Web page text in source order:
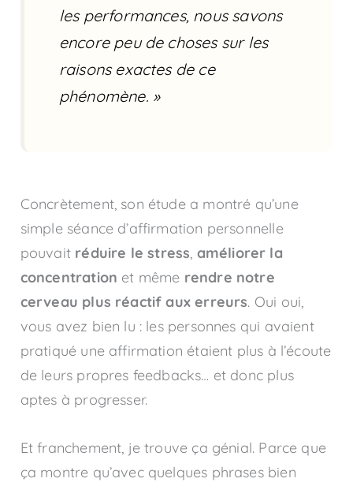
les performances, nous savons
encore peu de choses sur les
raisons exactes de ce
phénomène. »
Concrètement, son étude a montré qu’une
simple séance d’affirmation personnelle
pouvait réduire le stress, améliorer la
concentration et même rendre notre
cerveau plus réactif aux erreurs. Oui oui,
vous avez bien lu : les personnes qui avaient
pratiqué une affirmation étaient plus à l’écoute
de leurs propres feedbacks… et donc plus
aptes à progresser.
Et franchement, je trouve ça génial. Parce que
ça montre qu’avec quelques phrases bien